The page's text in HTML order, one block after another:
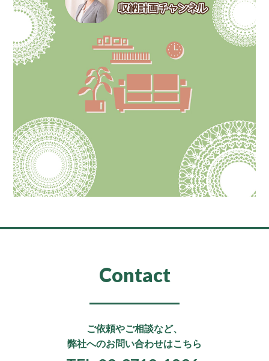
Contact
ご依頼やご相談など、
弊社へのお問い合わせはこちら